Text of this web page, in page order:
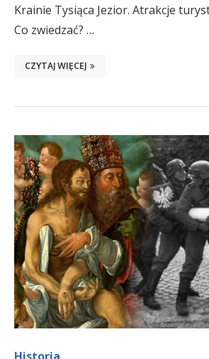
Krainie Tysiąca Jezior. Atrakcje
Co zwiedzać? …
CZYTAJ WIĘCEJ